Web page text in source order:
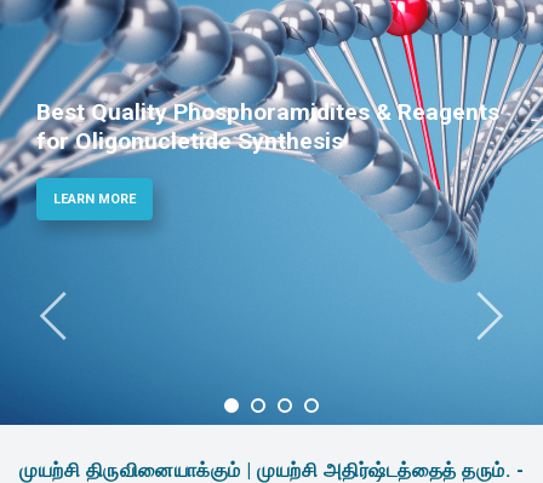
Phosphoramidites for Diagnostic and
Therapeutic Applications
LEARN MORE
முயற்சி திருவினையாக்கும் | முயற்சி அதிர்ஷ்டத்தைத் தரும். -